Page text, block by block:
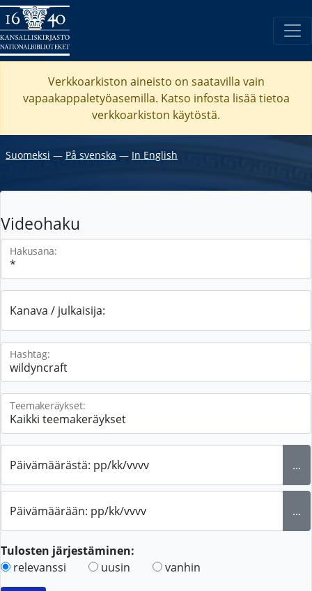
Verkkoarkiston aineisto on saatavilla vain
vapaakappaletyöasemilla. Katso infosta lisää tietoa
verkkoarkiston käytöstä.
Suomeksi ― På svenska ― In English
Videohaku
Hakusana:
Kanava / julkaisija:
Hashtag:
Teemakeräykset:
Päivämäärästä: pp/kk/vvvv ...
Päivämäärään: pp/kk/vvvv ...
Tulosten järjestäminen:
relevanssi
uusin vanhin